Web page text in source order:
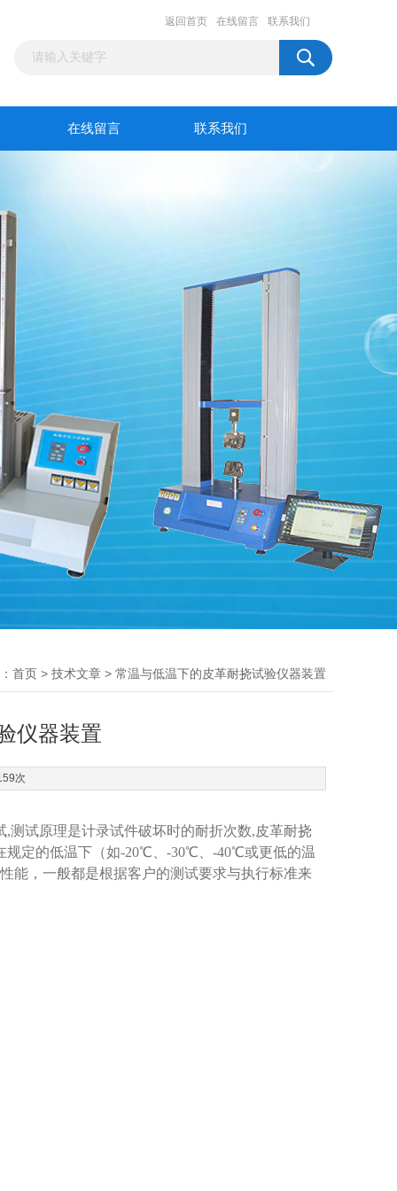
返回首页 在线留言 联系我们
在线留言 联系我们
首页 > 技术文章 > 常温与低温下的皮革耐挠试验仪器装置
仪器装置
次
测试原理是计录试件破坏时的耐折次数,皮革耐挠
规定的低温下（如-20℃、-30℃、-40℃或更低的温
能，一般都是根据客户的测试要求与执行标准来